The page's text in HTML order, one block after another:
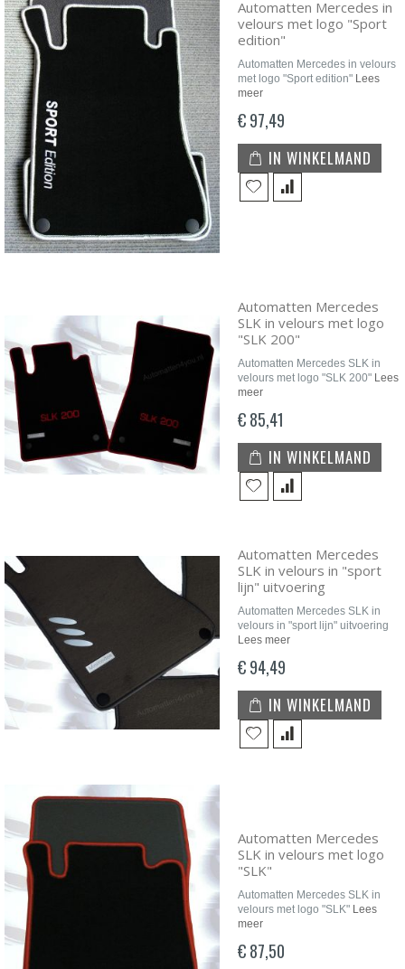
Automatten Mercedes in
velours met logo "Sport
edition"
Automatten Mercedes in velours
met logo "Sport edition" Lees
meer
€ 97,49
IN WINKELMAND
Automatten Mercedes
SLK in velours met logo
"SLK 200"
Automatten Mercedes SLK in
velours met logo "SLK 200" Lees
meer
€ 85,41
IN WINKELMAND
Automatten Mercedes
SLK in velours in "sport
lijn" uitvoering
Automatten Mercedes SLK in
velours in "sport lijn" uitvoering
Lees meer
€ 94,49
IN WINKELMAND
Automatten Mercedes
SLK in velours met logo
"SLK"
Automatten Mercedes SLK in
velours met logo "SLK" Lees
meer
€ 87,50